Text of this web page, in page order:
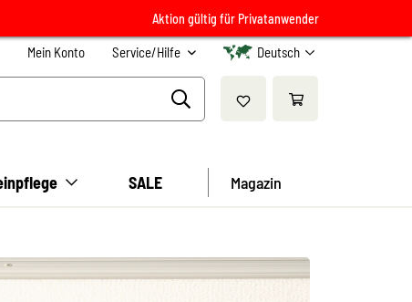
Aktion gültig für Privatanwender
Mein Konto Service/Hilfe Deutsch
SALE Magazin